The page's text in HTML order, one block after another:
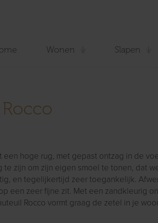
Wonen Slapen
een hoge rug, met gepast ontzag in de
te zijn om zijn eigen smoel te tonen, dat
en tegelijkertijd zeer toegankelijk.
een zeer fijne zit. Met een zandkleurig
Rocco vormt graag de zetel in je